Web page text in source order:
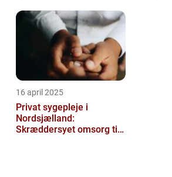
16 april 2025
Privat sygepleje i
Nordsjælland:
Skræddersyet omsorg til